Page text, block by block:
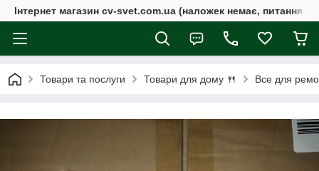
Інтернет магазин cv-svet.com.ua (наложек немає, питання у
Товари та послуги Товари для дому 🍴 Все для